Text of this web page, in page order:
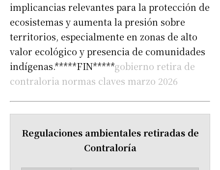
implicancias relevantes para la protección de
ecosistemas y aumenta la presión sobre
territorios, especialmente en zonas de alto
valor ecológico y presencia de comunidades
indígenas.*****FIN*****gobierno retira de
contraloria normas claves marzo 2026
Regulaciones ambientales retiradas de
Contraloría